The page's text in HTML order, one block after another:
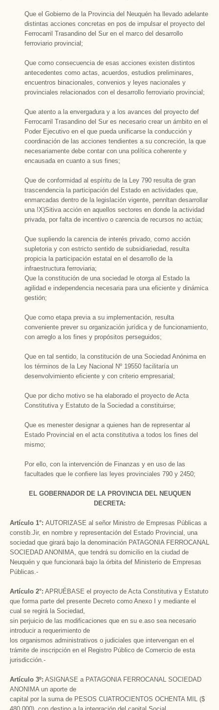
Que el Gobierno de la Provincia del Neuquén ha llevado adelante
distintas acciones concretas en pos de impulsar el proyecto del
Ferrocarril Trasandino del Sur en el marco del desarrollo
ferroviario provincial;
Que como consecuencia de esas acciones existen distintos
antecedentes como actas, acuerdos, estudios preliminares,
encuentros binacionales, convenios y leyes nacionales y
provinciales relacionados con el desarrollo ferroviario provincial;
Que atento a la envergadura y a los avances del proyecto def
Ferrocarril Trasandino del Sur es necesario crear un ámbito en el
Poder Ejecutivo en el que pueda unificarse la conducción y
coordinación de las acciones tendientes a su concreción, la que
necesariamente debe contar con una política coherente y
encausada en cuanto a sus fines;
Que de conformidad al espíritu de la Ley 790 resulta de gran
trascendencia la participación del Estado en actividades que,
enmarcadas dentro de la legislación vigente, pennltan desarrollar
una !X)Sitiva acción en aquellos sectores en donde la actividad
privada, por falta de incentivo o carencia de recursos no actúa;
Que supliendo la carencia de interés privado, como acción
supletoria y con estricto sentido de subsidiariedad, resulta
propicia la participación estatal en el desarrollo de la
infraestructura ferroviaria;
Que la constitución de una sociedad le otorga al Estado la
agilidad e independencia necesaria para una eficiente y dinámica
gestión;
Que como etapa previa a su implementación, resulta
conveniente prever su organización jurídica y de funcionamiento,
con arreglo a los fines y propósitos perseguidos;
Que en tal sentido, la constitución de una Sociedad Anónima en
los términos de la Ley Nacional Nº 19550 facilitaría un
desenvolvimiento eficiente y con criterio empresarial;
Que por dicho motivo se ha elaborado el proyecto de Acta
Constitutiva y Estatuto de la Sociedad a constituirse;
Que es menester designar a quienes han de representar al
Estado Provincial en el acta constitutiva a todos los fines del
mismo;
Por ello, con la intervención de Finanzas y en uso de las
facultades que le confiere las leyes provinciales 790 y 2450;
EL GOBERNADOR DE LA PROVINCIA DEL NEUQUEN
DECRETA:
Artículo 1°: AUTORIZASE al señor Ministro de Empresas Públicas a
constib.Jir, en nombre y representación del Estado Provincial, una
sociedad que girará bajo la denominación PATAGONIA FERROCANAL
SOCIEDAD ANONIMA, que tendrá su domicilio en la ciudad de
Neuquén y que funcionará bajo la órbita def Ministerio de Empresas
Públicas.-
Artículo 2°: APRUÉBASE el proyecto de Acta Constitutiva y Estatuto
que forma parte del presente Decreto como Anexo I y mediante el
cual se regirá la Sociedad,
sin perjuicio de las modificaciones que en su e.aso sea necesario
introducir a requerimiento de
los organismos administrativos o judiciales que intervengan en el
trámite de inscripción en el Registro Público de Comercio de esta
jurisdicción.-
Artículo 3º: ASIGNASE a PATAGONIA FERROCANAL SOCIEDAD
ANONIMA un aporte de
capital por la suma de PESOS CUATROCIENTOS OCHENTA MIL ($